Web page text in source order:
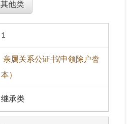
其他类
1
亲属关系公证书(申领除户誊
本）
继承类